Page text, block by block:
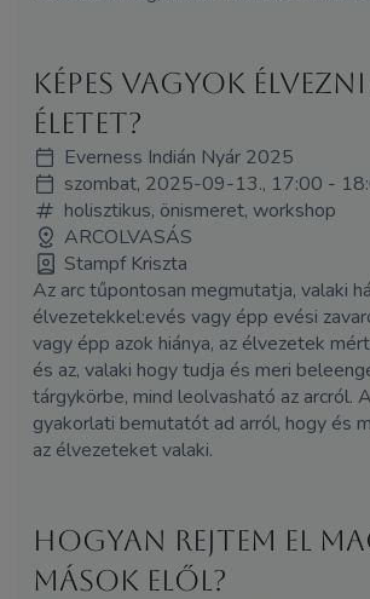
Képes vagyok
életet?
Everness Indián Nyár 2025
szombat, 2025-09-13., 17:00 -
holisztikus, önismeret, workshop
ARCOLVASÁS
Stampf Kriszta
Az arc tűpontosan megmutatja, valaki
élvezetekkel:evés vagy épp evési
vagy épp azok hiánya, az élvezetek
és az, valaki hogy tudja és meri
tárgykörbe, mind leolvasható az arcról.
gyakorlati bemutatót ad arról, hogy és
az élvezeteket valaki.
Hogyan rejtem el
mások elől?